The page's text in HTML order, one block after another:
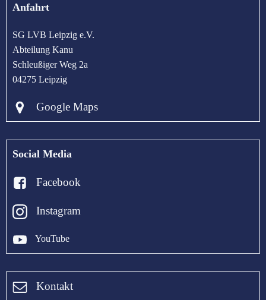
Anfahrt
SG LVB Leipzig e.V.
Abteilung Kanu
Schleußiger Weg 2a
04275 Leipzig
Google Maps
Social Media
Facebook
Instagram
YouTube
Kontakt